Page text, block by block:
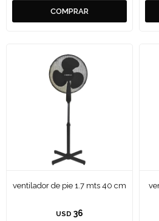
ventilador de pie 1.7 mts 40 cm
USD 36